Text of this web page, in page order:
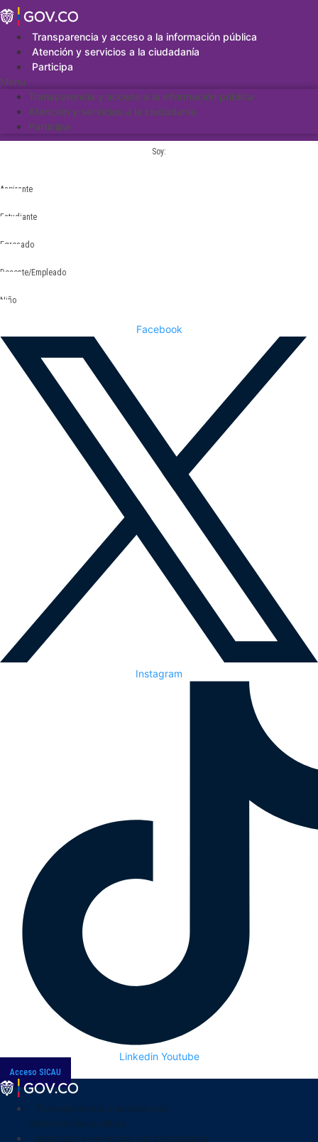
Saltar
al
contenidoTransparencia y acceso a la información pública
Atención y servicios a la ciudadanía
Participa
Menu
Transparencia y acceso a la información pública
Atención y servicios a la ciudadanía
Participa
Soy:
Aspirante
Estudiante
Egresado
Docente/Empleado
Niño
Facebook
Instagram
Linkedin Youtube
Acceso SICAU